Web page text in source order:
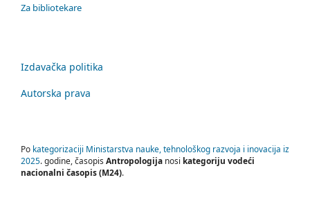
Za bibliotekare
Izdavačka politika
Autorska prava
Po kategorizaciji Ministarstva nauke, tehnološkog razvoja i inovacija iz
2025. godine, časopis Antropologija nosi kategoriju vodeći
nacionalni časopis (M24).